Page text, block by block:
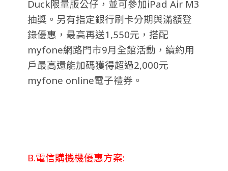
Duck限量版公仔，並可參加iPad Air M3
抽獎。另有指定銀行刷卡分期與滿額登
錄優惠，最高再送1,550元，搭配
myfone網路門市9月全館活動，續約用
戶最高還能加碼獲得超過2,000元
myfone online電子禮券。
B.電信購機機優惠方案: